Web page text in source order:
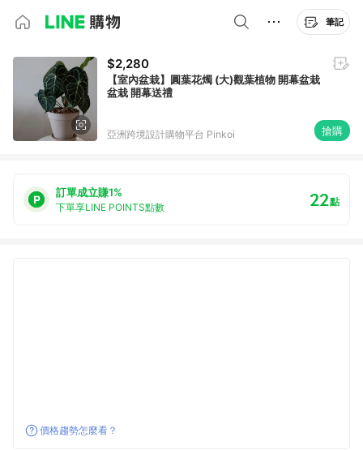
筆記
$2,280
【室內盆栽】圓葉花燭 (大)觀葉植物 開幕盆栽
盆栽 開幕送禮
亞洲跨境設計購物平台 Pinkoi 搶購
訂單成立賺1%
下單享LINE POINTS點數 22點
價格趨勢怎麼看？